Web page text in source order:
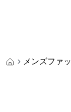
メンズファ